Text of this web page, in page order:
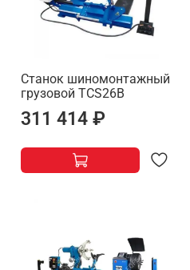
Станок шиномонтажный
грузовой TCS26B
311 414 ₽